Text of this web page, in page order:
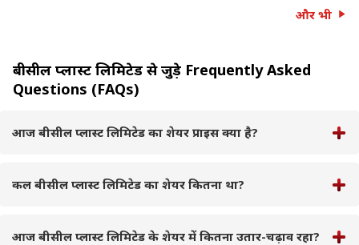
और भी
बीसील प्लास्ट लिमिटेड से जुड़े Frequently Asked
Questions (FAQs)
आज बीसील प्लास्ट लिमिटेड का शेयर प्राइस क्या है?
कल बीसील प्लास्ट लिमिटेड का शेयर कितना था?
आज बीसील प्लास्ट लिमिटेड के शेयर में कितना उतार-चढ़ाव रहा?